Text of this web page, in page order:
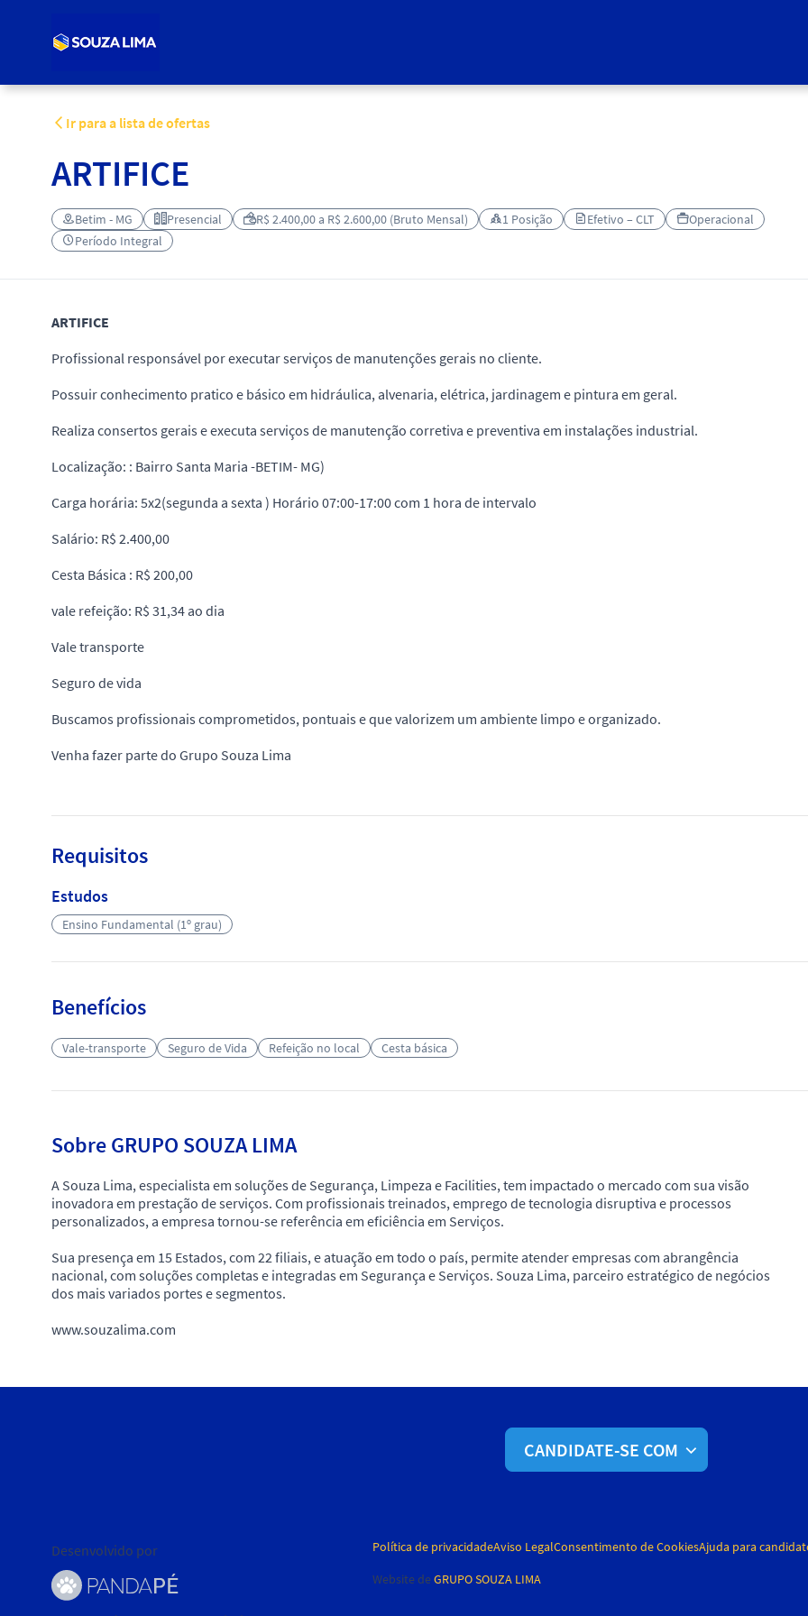
Ir para a lista de ofertas
ARTIFICE
Betim - MG Presencial R$ 2.400,00 a R$ 2.600,00 (Bruto Mensal) 1 Posição Efetivo – CLT
Operacional
Período Integral
ARTIFICE
Profissional responsável por executar serviços de manutenções gerais no cliente.
Possuir conhecimento pratico e básico em hidráulica, alvenaria, elétrica, jardinagem e pintura em geral.
Realiza consertos gerais e executa serviços de manutenção corretiva e preventiva em instalações industrial.
Localização: : Bairro Santa Maria -BETIM- MG)
Carga horária: 5x2(segunda a sexta ) Horário 07:00-17:00 com 1 hora de intervalo
Salário: R$ 2.400,00
Cesta Básica : R$ 200,00
vale refeição: R$ 31,34 ao dia
Vale transporte
Seguro de vida
Buscamos profissionais comprometidos, pontuais e que valorizem um ambiente limpo e organizado.
Venha fazer parte do Grupo Souza Lima
Requisitos
Estudos
Ensino Fundamental (1º grau)
Benefícios
Vale-transporte Seguro de Vida Refeição no local Cesta básica
Sobre GRUPO SOUZA LIMA
A Souza Lima, especialista em soluções de Segurança, Limpeza e Facilities, tem impactado o mercado com sua visão
inovadora em prestação de serviços. Com profissionais treinados, emprego de tecnologia disruptiva e processos
personalizados, a empresa tornou-se referência em eficiência em Serviços.
Sua presença em 15 Estados, com 22 filiais, e atuação em todo o país, permite atender empresas com abrangência
nacional, com soluções completas e integradas em Segurança e Serviços. Souza Lima, parceiro estratégico de negócios
dos mais variados portes e segmentos.
www.souzalima.com
CANDIDATE-SE COM
Política de privacidadeAviso LegalConsentimento de CookiesAjuda para
Website deGRUPO SOUZA LIMA
Desenvolvido por